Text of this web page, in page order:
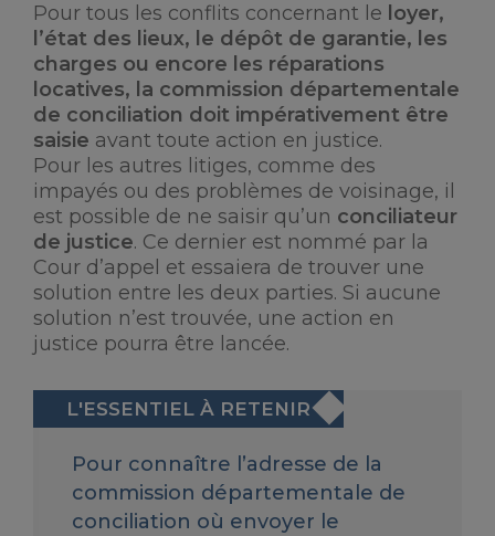
Pour tous les conflits concernant le loyer,
l’état des lieux, le dépôt de garantie, les
charges ou encore les réparations
locatives, la commission départementale
de conciliation doit impérativement être
saisie avant toute action en justice.
Pour les autres litiges, comme des
impayés ou des problèmes de voisinage, il
est possible de ne saisir qu’un conciliateur
de justice. Ce dernier est nommé par la
Cour d’appel et essaiera de trouver une
solution entre les deux parties. Si aucune
solution n’est trouvée, une action en
justice pourra être lancée.
Pour connaître l’adresse de la
commission départementale de
conciliation où envoyer le